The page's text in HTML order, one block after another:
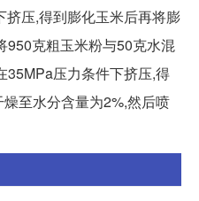
压,得到膨化玉米后再将膨
950克粗玉米粉与50克水混
35MPa压力条件下挤压,得
至水分含量为2%,然后喷